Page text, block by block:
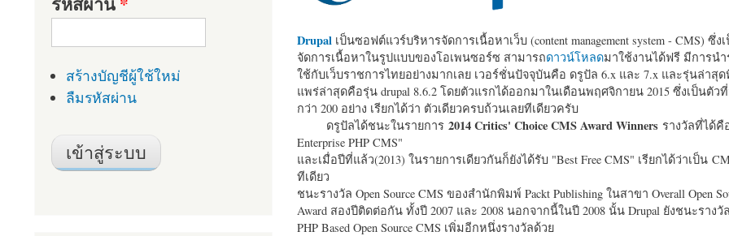
Drupalเป็นซอฟต์แวร์บริหารจัดการเนื้อหาเว็บ (content management system - CMS) ซึ่ง
จัดการเนื้อหาในรูปแบบของโอเพนซอร์ซ สามารถดาวน์โหลดมาใช้งานได้ฟรี มีการน
ใช้กับเว็บราชการไทยอย่างมากเลย เวอร์ชั่นปัจจุบันคือ ดรูปัล 6.x และ 7.x และรุ่นล่าสุด
แพร่ล่าสุดคือรุ่น drupal 8.6.2 โดยตัวแรกได้ออกมาในเดือนพฤศจิกายน 2015 ซึ่งเป็นตั
กว่า 200 อย่าง เรียกได้ว่า ตัวเดียวครบถ้วนเลยทีเดียวครับ
ดรูปัลได้ชนะในรายการ 2014 Critics' Choice CMS Award Winners รางวัลที่ได้คื
Enterprise PHP CMS"
และเมื่อปีที่แล้ว(2013) ในรายการเดียวกันก็ยังได้รับ "Best Free CMS" เรียกได้ว่าเป็น
ทีเดียว
ชนะรางวัล Open Source CMS ของสำนักพิมพ์ Packt Publishing ในสาขา Overall Open
Award สองปีติดต่อกัน ทั้งปี 2007 และ 2008 นอกจากนี้ในปี 2008 นั้น Drupal ยังชนะรางวั
PHP Based Open Source CMS เพิ่มอีกหนึ่งรางวัลด้วย
สร้างบัญชีผู้ใช้ใหม่
ลืมรหัสผ่าน